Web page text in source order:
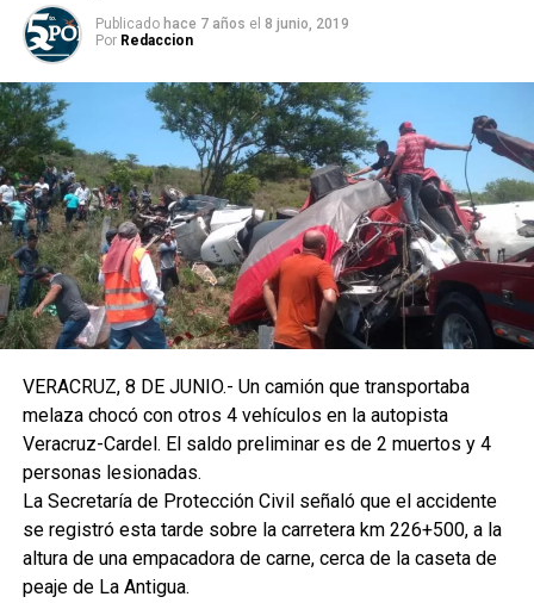
Publicado hace 7 años el 8 junio, 2019
Por Redaccion
VERACRUZ, 8 DE JUNIO.- Un camión que transportaba
melaza chocó con otros 4 vehículos en la autopista
Veracruz-Cardel. El saldo preliminar es de 2 muertos y 4
personas lesionadas.
La Secretaría de Protección Civil señaló que el accidente
se registró esta tarde sobre la carretera km 226+500, a la
altura de una empacadora de carne, cerca de la caseta de
peaje de La Antigua.